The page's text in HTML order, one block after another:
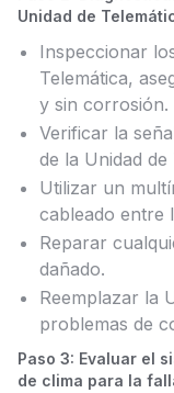
Unidad de
Inspeccionar
Telemática,
y sin corrosión.
Verificar la
de la Unidad de
Utilizar un
cableado entre
Reparar
dañado.
Reemplazar la
problemas de
Paso 3: Evaluar el
de clima para la